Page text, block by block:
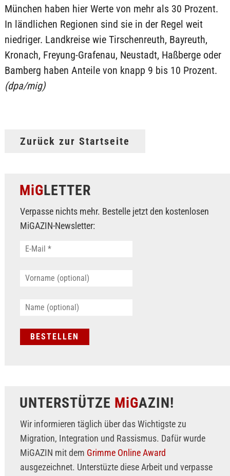
München haben hier Werte von mehr als 30 Prozent.
In ländlichen Regionen sind sie in der Regel weit
niedriger. Landkreise wie Tirschenreuth, Bayreuth,
Kronach, Freyung-Grafenau, Neustadt, Haßberge oder
Bamberg haben Anteile von knapp 9 bis 10 Prozent.
(dpa/mig)
Zurück zur Startseite
MiGLETTER
Verpasse nichts mehr. Bestelle jetzt den kostenlosen
MiGAZIN-Newsletter:
UNTERSTÜTZE MiGAZIN!
Wir informieren täglich über das Wichtigste zu
Migration, Integration und Rassismus. Dafür wurde
MiGAZIN mit dem Grimme Online Award
ausgezeichnet. Unterstüzte diese Arbeit und verpasse